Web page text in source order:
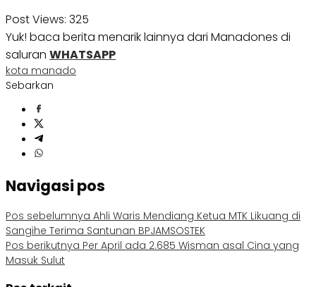
Post Views: 325
Yuk! baca berita menarik lainnya dari Manadones di
saluran WHATSAPP
kota manado
Sebarkan
Navigasi pos
Pos sebelumnya Ahli Waris Mendiang Ketua MTK Likuang di
Sangihe Terima Santunan BPJAMSOSTEK
Pos berikutnya Per April ada 2.685 Wisman asal Cina yang
Masuk Sulut